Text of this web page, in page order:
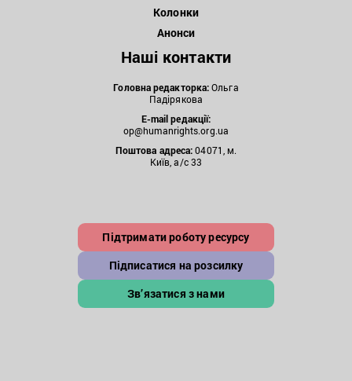
Колонки
Анонси
Наші контакти
Головна редакторка:Ольга
Падірякова
E-mail редакції:
op@humanrights.org.ua
Поштова адреса:04071, м.
Київ, а/с 33
Підтримати роботу ресурсу
Підписатися на розсилку
Зв’язатися з нами